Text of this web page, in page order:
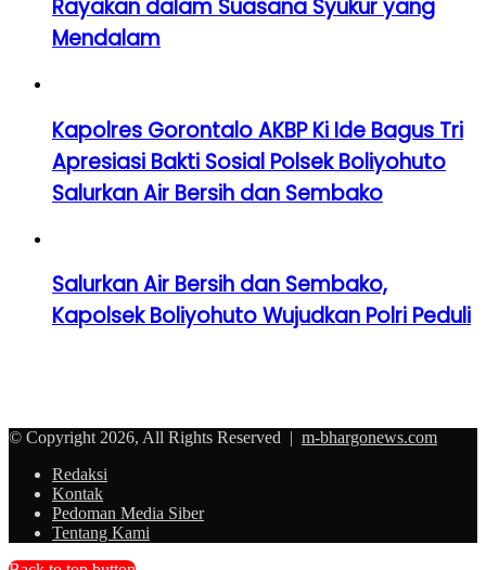
Rayakan dalam Suasana Syukur yang
Mendalam
Kapolres Gorontalo AKBP Ki Ide Bagus Tri
Apresiasi Bakti Sosial Polsek Boliyohuto
Salurkan Air Bersih dan Sembako
Salurkan Air Bersih dan Sembako,
Kapolsek Boliyohuto Wujudkan Polri Peduli
© Copyright 2026, All Rights Reserved | m-bhargonews.com
Redaksi
Kontak
Pedoman Media Siber
Tentang Kami